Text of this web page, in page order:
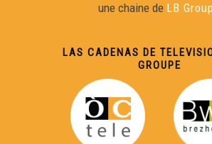
Sèrgi Mauhourat - Cara e Cara
Julie Courtadiou - Cara e Cara
Olivier Pédezert - Cara e Cara
une chaine de LB
LAS CADENAS DE
GROUPE